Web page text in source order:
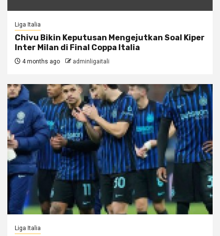
Liga Italia
Chivu Bikin Keputusan Mengejutkan Soal Kiper
Inter Milan di Final Coppa Italia
4 months ago adminligaitali
Liga Italia